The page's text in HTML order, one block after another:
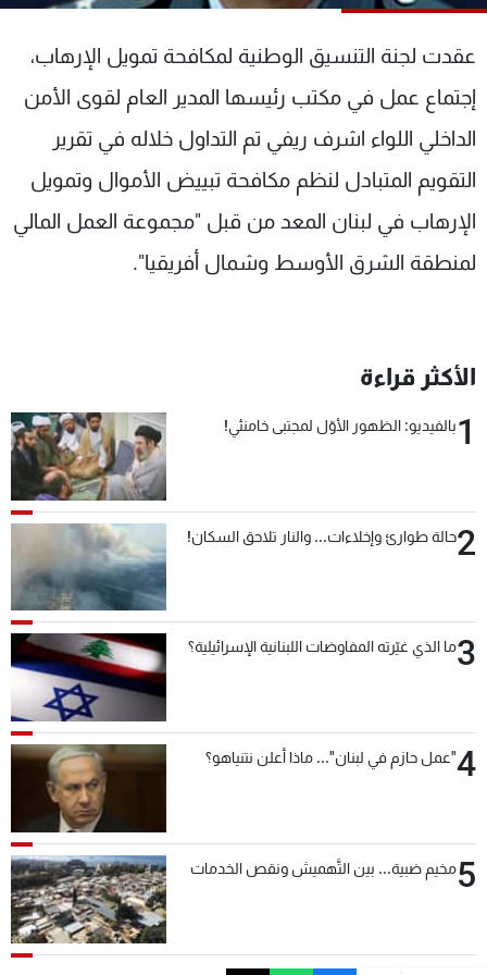
عقدت لجنة التنسيق الوطنية لمكافحة تمويل الإرهاب،
إجتماع عمل في مكتب رئيسها المدير العام لقوى الأمن
الداخلي اللواء اشرف ريفي تم التداول خلاله في تقرير
التقويم المتبادل لنظم مكافحة تبييض الأموال وتمويل
الإرهاب في لبنان المعد من قبل "مجموعة العمل المالي
لمنطقة الشرق الأوسط وشمال أفريقيا".
الأكثر قراءة
1بالفيديو: الظهور الأوّل لمجتبى خامنئي!
2حالة طوارئ وإخلاءات... والنار تلاحق السكان!
3ما الذي غيّرته المفاوضات اللبنانية الإسرائيلية؟
4"عمل حازم في لبنان"... ماذا أعلن نتنياهو؟
5مخيم ضبية... بين التَّهميش ونقص الخدمات
الترددات
الإنـتـاج
لاعلاناتكم
تواصل معنا
شروط الإسـتخدام
سياسة الخصوصية